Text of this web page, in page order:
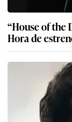
“House of the
Hora de